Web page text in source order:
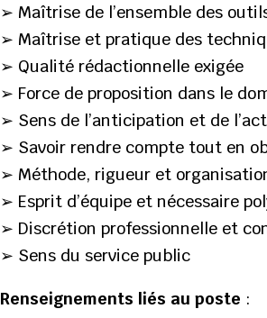
➢ Maîtrise de l’ensemble des
➢ Maîtrise et pratique des
➢ Qualité rédactionnelle exigée
➢ Force de proposition dans le
➢ Sens de l’anticipation et de
➢ Savoir rendre compte tout en
➢ Méthode, rigueur et
➢ Esprit d’équipe et nécessaire
➢ Discrétion professionnelle et
➢ Sens du service public
Renseignements liés au poste :